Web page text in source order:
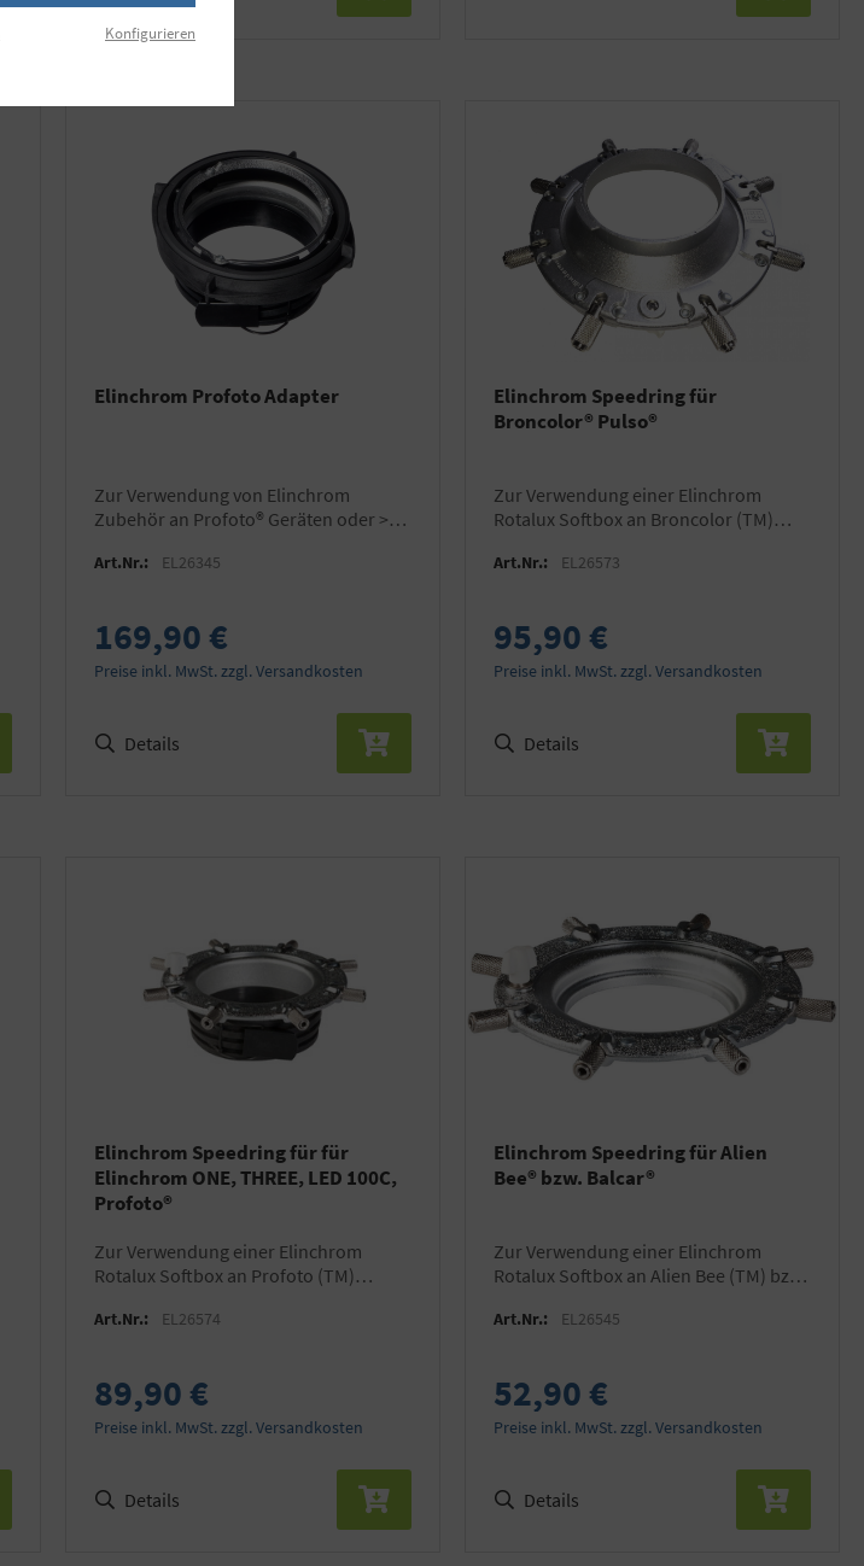
Elinchrom Profoto Adapter
zur Verwendung von Elinchrom
Zubehör an Profoto® Geräten oder >
OCF
Art.Nr.: EL26345
169,90 €
Preise inkl. MwSt. zzgl. Versandkosten
Details
Elinchrom Speedring für
Broncolor® Pulso®
zur Verwendung einer Elinchrom
Rotalux Softbox an Broncolor (TM)
Art.Nr.: EL26573
95,90 €
Preise inkl. MwSt. zzgl. Versandkosten
Details
Elinchrom Speedring für für
Elinchrom ONE, THREE, LED 100C,
Profoto®
zur Verwendung einer Elinchrom
Rotalux Softbox an Profoto (TM)
Art.Nr.: EL26574
89,90 €
Preise inkl. MwSt. zzgl. Versandkosten
Details
Elinchrom Speedring für Alien
Bee® bzw. Balcar®
zur Verwendung einer Elinchrom
Rotalux Softbox an Alien Bee (TM) bzw.
Art.Nr.: EL26545
52,90 €
Preise inkl. MwSt. zzgl. Versandkosten
Details
Konfigurieren